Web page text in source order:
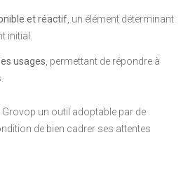
et réactif , un élément déterminant
initial.
usages , permettant de répondre à
un outil adoptable par de
de bien cadrer ses attentes